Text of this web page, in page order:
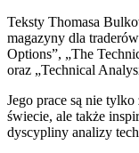
Teksty Thomasa
magazyny dla
Options”, „The
oraz „Technical
Jego prace są nie
świecie, ale także
dyscypliny analizy